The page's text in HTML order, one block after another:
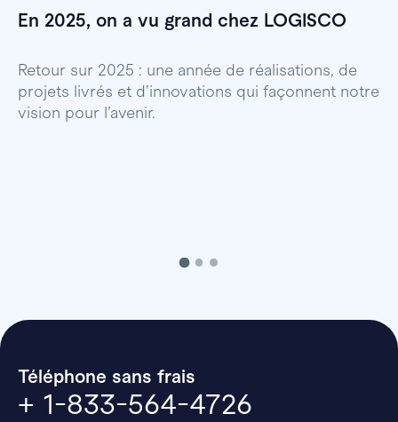
En 2025, on a vu grand chez LOGISCO
Retour sur 2025 : une année de réalisations, de
projets livrés et d’innovations qui façonnent notre
vision pour l’avenir.
Téléphone sans frais
+ 1-833-564-4726